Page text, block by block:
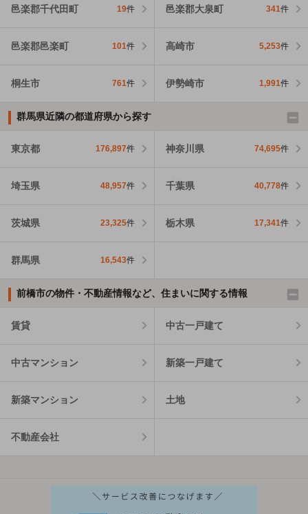
邑楽郡千代田町 19件 邑楽郡大泉町 341件
邑楽郡邑楽町 101件 高崎市 5,253件
桐生市 761件 伊勢崎市 1,991件
群馬県近隣の都道府県から探す
東京都 176,897件 神奈川県 74,695件
埼玉県 48,957件 千葉県 40,778件
茨城県 23,325件 栃木県 17,341件
群馬県 16,543件
前橋市の物件・不動産情報など、住まいに関する情報
賃貸 中古一戸建て
中古マンション 新築一戸建て
新築マンション 土地
不動産会社